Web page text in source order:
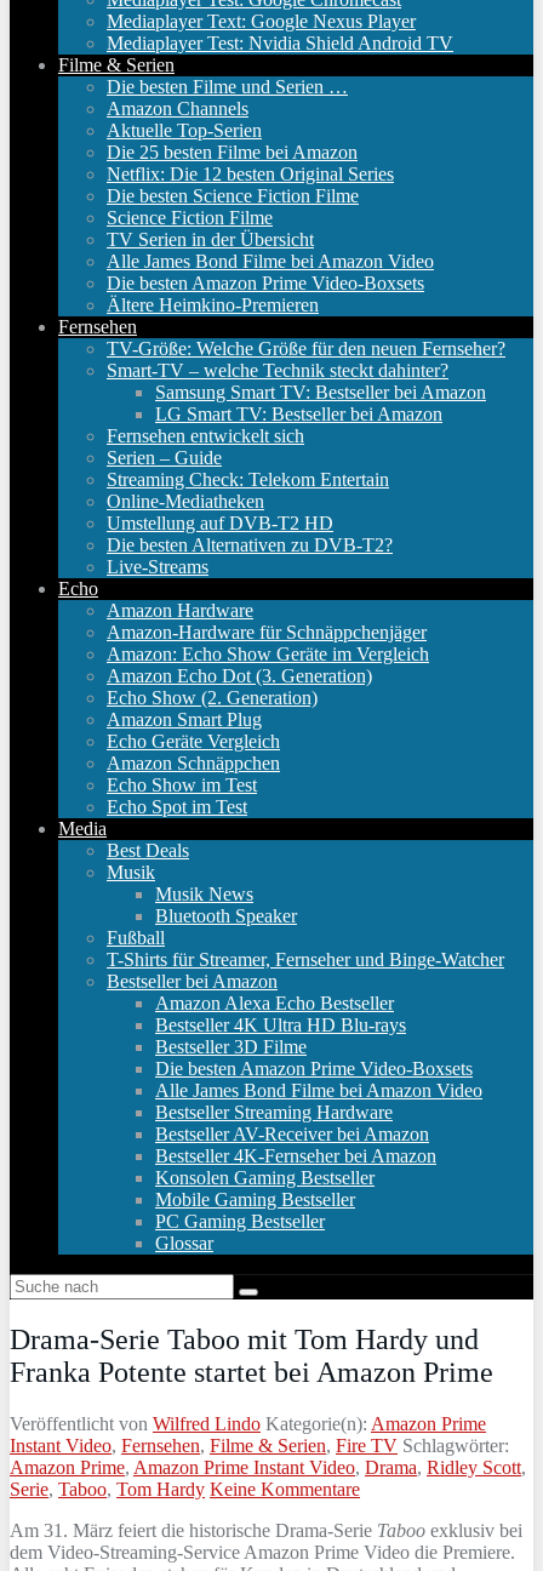
Mediaplayer Text: Google Nexus Player
Mediaplayer Test: Nvidia Shield Android TV
Filme & Serien
Die besten Filme und Serien …
Amazon Channels
Aktuelle Top-Serien
Die 25 besten Filme bei Amazon
Netflix: Die 12 besten Original Series
Die besten Science Fiction Filme
Science Fiction Filme
TV Serien in der Übersicht
Alle James Bond Filme bei Amazon Video
Die besten Amazon Prime Video-Boxsets
Ältere Heimkino-Premieren
Fernsehen
TV-Größe: Welche Größe für den neuen Fernseher?
Smart-TV – welche Technik steckt dahinter?
Samsung Smart TV: Bestseller bei Amazon
LG Smart TV: Bestseller bei Amazon
Fernsehen entwickelt sich
Serien – Guide
Streaming Check: Telekom Entertain
Online-Mediatheken
Umstellung auf DVB-T2 HD
Die besten Alternativen zu DVB-T2?
Live-Streams
Echo
Amazon Hardware
Amazon-Hardware für Schnäppchenjäger
Amazon: Echo Show Geräte im Vergleich
Amazon Echo Dot (3. Generation)
Echo Show (2. Generation)
Amazon Smart Plug
Echo Geräte Vergleich
Amazon Schnäppchen
Echo Show im Test
Echo Spot im Test
Media
Best Deals
Musik
Musik News
Bluetooth Speaker
Fußball
T-Shirts für Streamer, Fernseher und Binge-Watcher
Bestseller bei Amazon
Amazon Alexa Echo Bestseller
Bestseller 4K Ultra HD Blu-rays
Bestseller 3D Filme
Die besten Amazon Prime Video-Boxsets
Alle James Bond Filme bei Amazon Video
Bestseller Streaming Hardware
Bestseller AV-Receiver bei Amazon
Bestseller 4K-Fernseher bei Amazon
Konsolen Gaming Bestseller
Mobile Gaming Bestseller
PC Gaming Bestseller
Glossar
Drama-Serie Taboo mit Tom Hardy und
Franka Potente startet bei Amazon Prime
Veröffentlicht von Wilfred Lindo Kategorie(n): Amazon Prime
Instant Video, Fernsehen, Filme & Serien, Fire TV Schlagwörter:
Amazon Prime, Amazon Prime Instant Video, Drama, Ridley Scott,
Serie, Taboo, Tom Hardy Keine Kommentare
Am 31. März feiert die historische Drama-Serie Taboo exklusiv bei
dem Video-Streaming-Service Amazon Prime Video die Premiere.